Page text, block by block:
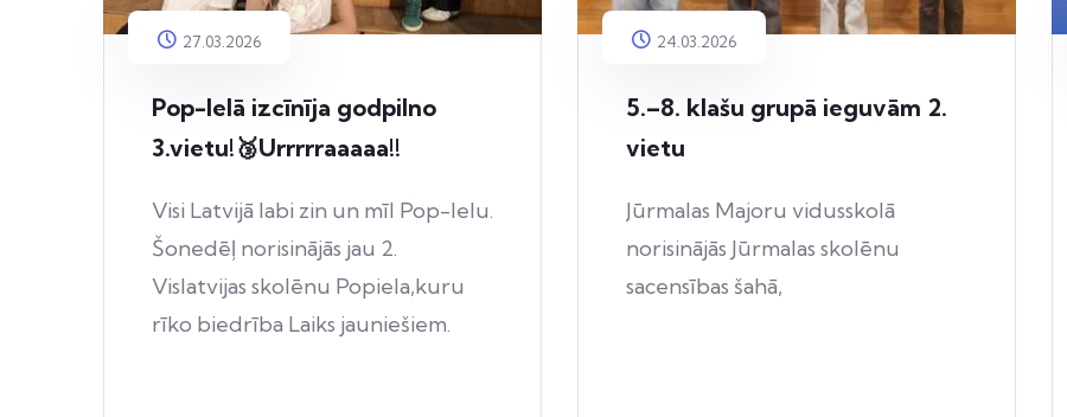
27.03.2026
Pop-Ielā izcīnīja godpilno
3.vietu!🥉Urrrrraaaaa!!
Visi Latvijā labi zin un mīl Pop-Ielu.
Šonedēļ norisinājās jau 2.
Vislatvijas skolēnu Popiela,kuru
rīko biedrība Laiks jauniešiem.
24.03.2026
5.–8. klašu grupā ieguvām 2.
vietu
Jūrmalas Majoru vidusskolā
norisinājās Jūrmalas skolēnu
sacensības šahā,